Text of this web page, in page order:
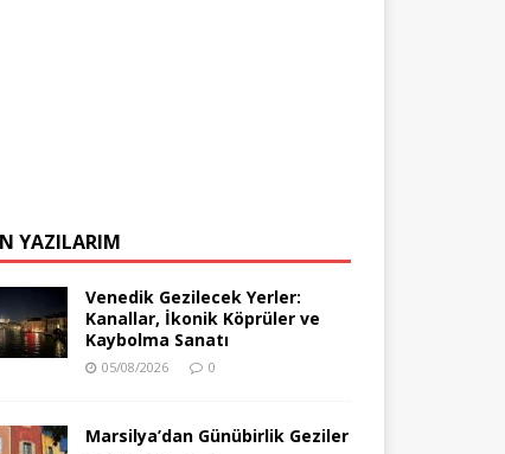
YAZILARIM
Venedik Gezilecek Yerler:
Kanallar, İkonik Köprüler ve
Kaybolma Sanatı
05/08/2026 0
Marsilya’dan Günübirlik Geziler